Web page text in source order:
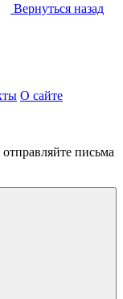
Вернуться назад
О сайте
письма